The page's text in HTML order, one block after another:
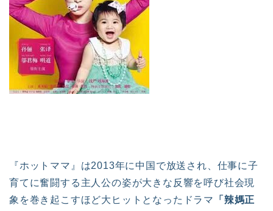
『ホットママ』は2013年に中国で放送され、仕事に子
育てに奮闘する主人公の姿が大きな反響を呼び社会現
象を巻き起こすほど大ヒットとなったドラマ
「辣媽正